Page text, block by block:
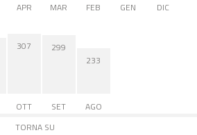
APR MAR FEB GEN DIC
307
OTT
299
SET
233
AGO
TORNA SU